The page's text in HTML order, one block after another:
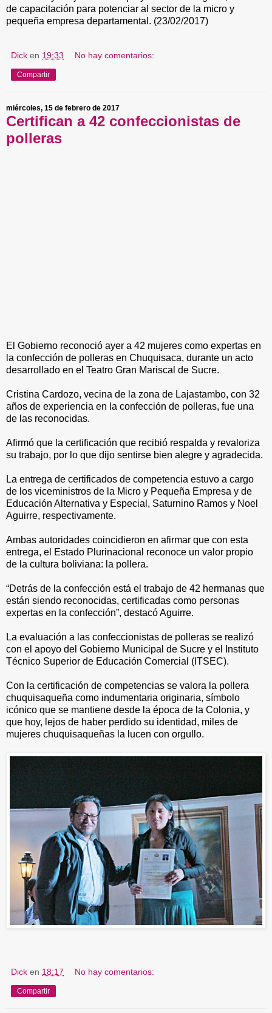
de capacitación para potenciar al sector de la micro y
pequeña empresa departamental. (23/02/2017)
Dick en 19:33 No hay comentarios:
Compartir
miércoles, 15 de febrero de 2017
Certifican a 42 confeccionistas de
polleras
El Gobierno reconoció ayer a 42 mujeres como expertas en
la confección de polleras en Chuquisaca, durante un acto
desarrollado en el Teatro Gran Mariscal de Sucre.
Cristina Cardozo, vecina de la zona de Lajastambo, con 32
años de experiencia en la confección de polleras, fue una
de las reconocidas.
Afirmó que la certificación que recibió respalda y revaloriza
su trabajo, por lo que dijo sentirse bien alegre y agradecida.
La entrega de certificados de competencia estuvo a cargo
de los viceministros de la Micro y Pequeña Empresa y de
Educación Alternativa y Especial, Saturnino Ramos y Noel
Aguirre, respectivamente.
Ambas autoridades coincidieron en afirmar que con esta
entrega, el Estado Plurinacional reconoce un valor propio
de la cultura boliviana: la pollera.
“Detrás de la confección está el trabajo de 42 hermanas que
están siendo reconocidas, certificadas como personas
expertas en la confección”, destacó Aguirre.
La evaluación a las confeccionistas de polleras se realizó
con el apoyo del Gobierno Municipal de Sucre y el Instituto
Técnico Superior de Educación Comercial (ITSEC).
Con la certificación de competencias se valora la pollera
chuquisaqueña como indumentaria originaria, símbolo
icónico que se mantiene desde la época de la Colonia, y
que hoy, lejos de haber perdido su identidad, miles de
mujeres chuquisaqueñas la lucen con orgullo.
Dick en 18:17 No hay comentarios:
Compartir